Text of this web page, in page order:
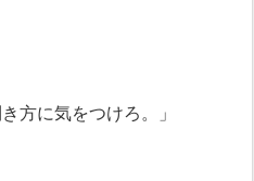
に気をつけろ。」